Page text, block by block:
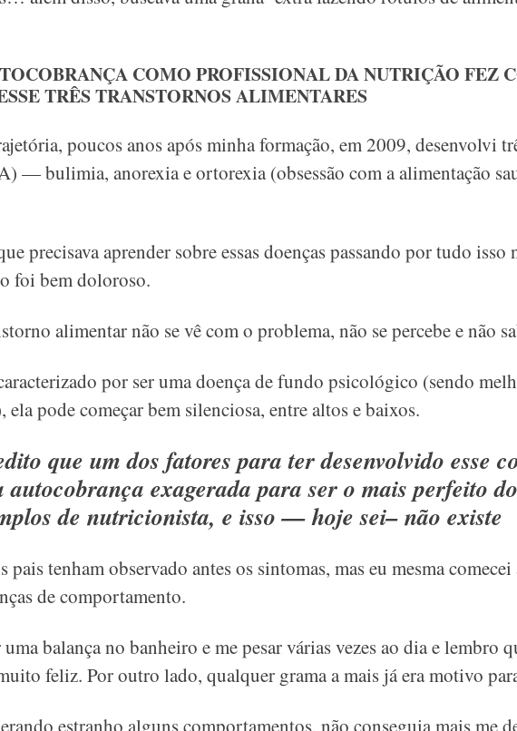
COMO PROFISSIONAL DA NUTRIÇÃO FEZ
TRÊS TRANSTORNOS ALIMENTARES
poucos anos após minha formação, em 2009, desenvolvi
— bulimia, anorexia e ortorexia (obsessão com a alimentação
precisava aprender sobre essas doenças passando por tudo isso
foi bem doloroso.
alimentar não se vê com o problema, não se percebe e não
por ser uma doença de fundo psicológico (sendo
pode começar bem silenciosa, entre altos e baixos.
que um dos fatores para ter desenvolvido esse
autocobrança exagerada para ser o mais perfeito
de nutricionista, e isso — hoje sei– não existe
pais tenham observado antes os sintomas, mas eu mesma comecei
de comportamento.
balança no banheiro e me pesar várias vezes ao dia e lembro
feliz. Por outro lado, qualquer grama a mais já era motivo
estranho alguns comportamentos, não conseguia mais me